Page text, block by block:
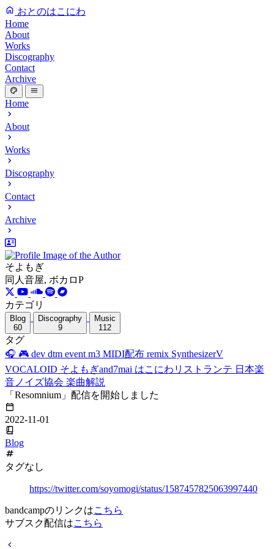
おとのはこにわ
Home
About
Works
Discography
Contact
Archive
Home
About
Works
Discography
Contact
Archive
そよもぎ
同人音屋, ボカロP
カテゴリ
Blog
60
Discography
9
Music
112
タグ
🎧 🎮 dev dtm event m3 MIDI配布 remix SynthesizerV
VOCALOID そよもぎand7mai はこにわリストランテ 日本楽
音ノイズ協会 楽曲解説
「Resomnium」配信を開始しました
2022-11-01
Blog
タグなし
https://twitter.com/soyomogi/status/1587457825063997440
bandcampのリンクはこちら
サブスク配信はこちら